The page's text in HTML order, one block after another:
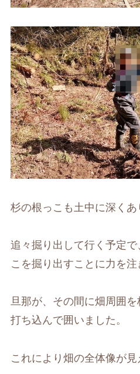
杉の根っこも土中に深くあ
追々掘り出して行く予定
こを掘り出すことに力を注
旦那が、その間に畑周囲
打ち込んで囲いました。
これにより畑の全体像が見